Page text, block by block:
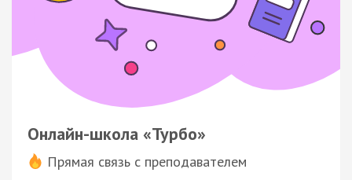
Онлайн-школа «Турбо»
Прямая связь с преподавателем